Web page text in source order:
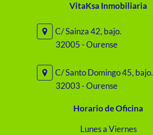
VitaKsa Inmobiliaria
C/ Sainza 42, bajo.
32005 - Ourense
C/ Santo Domingo 45, bajo.
32003 - Ourense
Horario de Oficina
Lunes a Viernes